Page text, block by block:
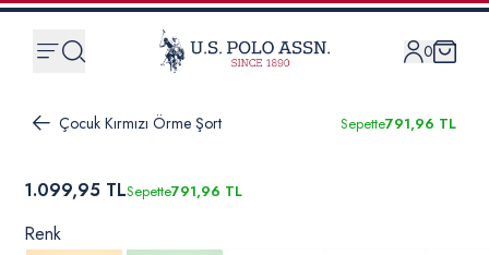
0
Çocuk Kırmızı Örme Şort Sepette791,96 TL
1.099,95 TLSepette791,96 TL
Renk